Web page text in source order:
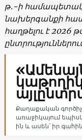
թ․ -ի
նախերգանքի
հաղթելու է
Քաղաքական
առաջիկայում
ին և ասեն՝ իր